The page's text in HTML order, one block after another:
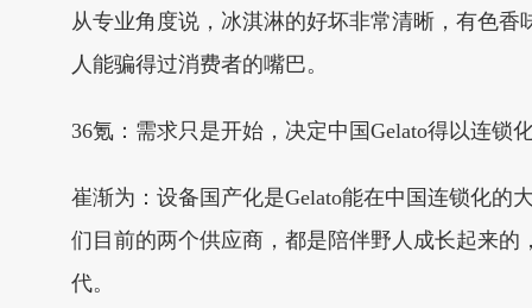
从专业角度说，冰淇淋的好坏非常清晰，有色
人能骗得过消费者的嘴巴。
36氪：需求只是开始，决定中国Gelato得以连锁
崔渐为：设备国产化是Gelato能在中国连锁化的
们目前的两个供应商，都是陪伴野人成长起来
代。